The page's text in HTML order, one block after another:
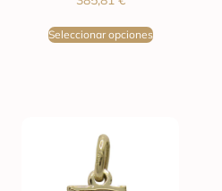
Seleccionar opciones